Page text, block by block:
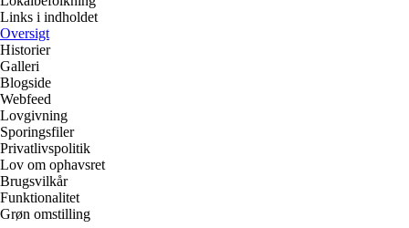
Links i indholdet
Oversigt
Historier
Galleri
Blogside
Webfeed
Lovgivning
Sporingsfiler
Privatlivspolitik
Lov om ophavsret
Brugsvilkår
Funktionalitet
Grøn omstilling